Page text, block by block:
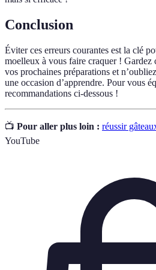
Conclusion
Éviter ces erreurs courantes est la clé
moelleux à vous faire craquer ! Gardez
vos prochaines préparations et
une occasion d’apprendre. Pour vous
recommandations ci-dessous !
📺 Pour aller plus loin : réussir
YouTube